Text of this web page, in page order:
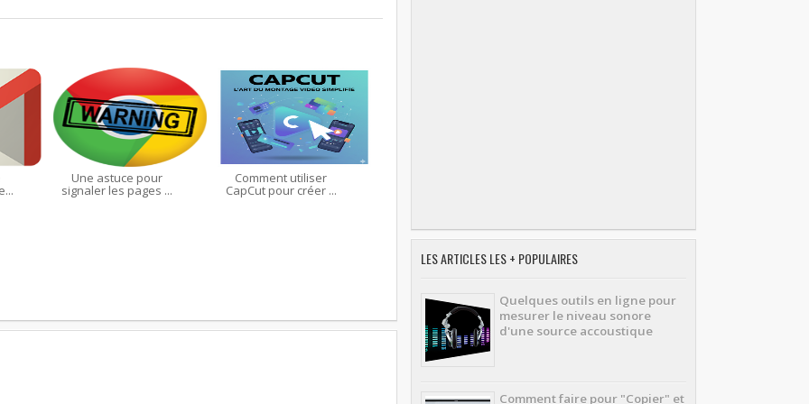
Une astuce pour
signaler les pages ...
Comment utiliser
CapCut pour créer ...
LES ARTICLES LES + POPULAIRES
Quelques outils en ligne pour
mesurer le niveau sonore
d'une source accoustique
Comment faire pour "Copier" et